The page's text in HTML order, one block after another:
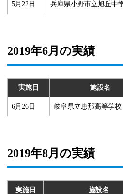
5月22日 兵庫県小野市立旭丘中
2019年6月の実績
実施日 施設名
6月26日 岐阜県立恵那高等学校
2019年8月の実績
実施日 施設名